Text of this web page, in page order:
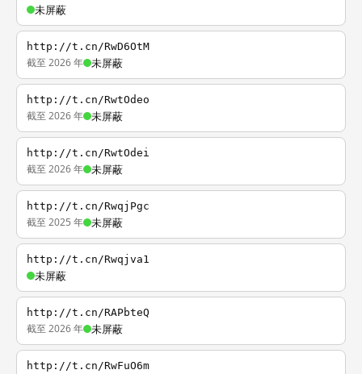
未屏蔽
http://t.cn/RwD6OtM
截至 2026 年 未屏蔽
http://t.cn/RwtOdeo
截至 2026 年 未屏蔽
http://t.cn/RwtOdei
截至 2026 年 未屏蔽
http://t.cn/RwqjPgc
截至 2025 年 未屏蔽
http://t.cn/Rwqjva1
未屏蔽
http://t.cn/RAPbteQ
截至 2026 年 未屏蔽
http://t.cn/RwFuO6m